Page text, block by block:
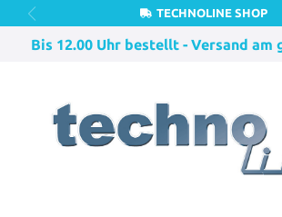
Zum Hauptinhalt springenTECHNOLINE SHOP
Bis 12.00 Uhr bestellt - Versand am